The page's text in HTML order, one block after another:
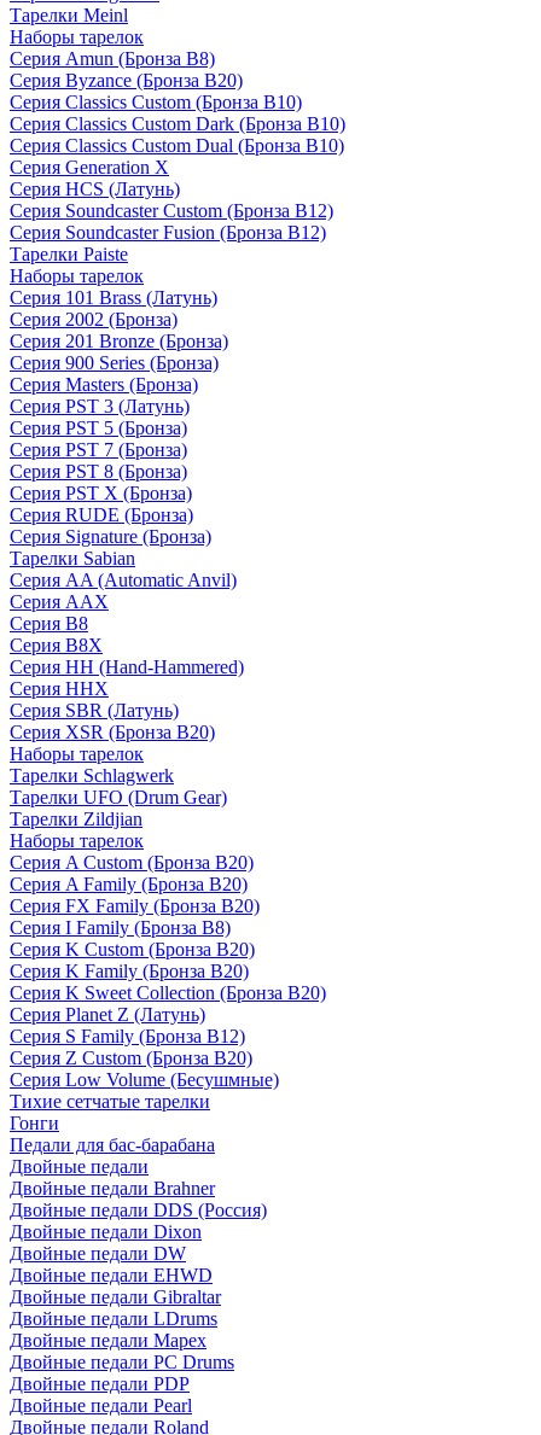
Тарелки Meinl
Наборы тарелок
Серия Amun (Бронза B8)
Серия Byzance (Бронза B20)
Серия Classics Custom (Бронза B10)
Серия Classics Custom Dark (Бронза B10)
Серия Classics Custom Dual (Бронза B10)
Серия Generation X
Серия HCS (Латунь)
Серия Soundcaster Custom (Бронза B12)
Серия Soundcaster Fusion (Бронза B12)
Тарелки Paiste
Наборы тарелок
Серия 101 Brass (Латунь)
Серия 2002 (Бронза)
Серия 201 Bronze (Бронза)
Серия 900 Series (Бронза)
Серия Masters (Бронза)
Серия PST 3 (Латунь)
Серия PST 5 (Бронза)
Серия PST 7 (Бронза)
Серия PST 8 (Бронза)
Серия PST X (Бронза)
Серия RUDE (Бронза)
Серия Signature (Бронза)
Тарелки Sabian
Серия AA (Automatic Anvil)
Серия AAX
Серия B8
Серия B8X
Серия HH (Hand-Hammered)
Серия HHX
Серия SBR (Латунь)
Серия XSR (Бронза B20)
Наборы тарелок
Тарелки Schlagwerk
Тарелки UFO (Drum Gear)
Тарелки Zildjian
Наборы тарелок
Серия A Custom (Бронза B20)
Серия A Family (Бронза B20)
Серия FX Family (Бронза B20)
Серия I Family (Бронза B8)
Серия K Custom (Бронза B20)
Серия K Family (Бронза B20)
Серия K Sweet Collection (Бронза B20)
Серия Planet Z (Латунь)
Серия S Family (Бронза B12)
Серия Z Custom (Бронза B20)
Серия Low Volume (Бесушмные)
Тихие сетчатые тарелки
Гонги
Педали для бас-барабана
Двойные педали
Двойные педали Brahner
Двойные педали DDS (Россия)
Двойные педали Dixon
Двойные педали DW
Двойные педали EHWD
Двойные педали Gibraltar
Двойные педали LDrums
Двойные педали Mapex
Двойные педали PC Drums
Двойные педали PDP
Двойные педали Pearl
Двойные педали Roland